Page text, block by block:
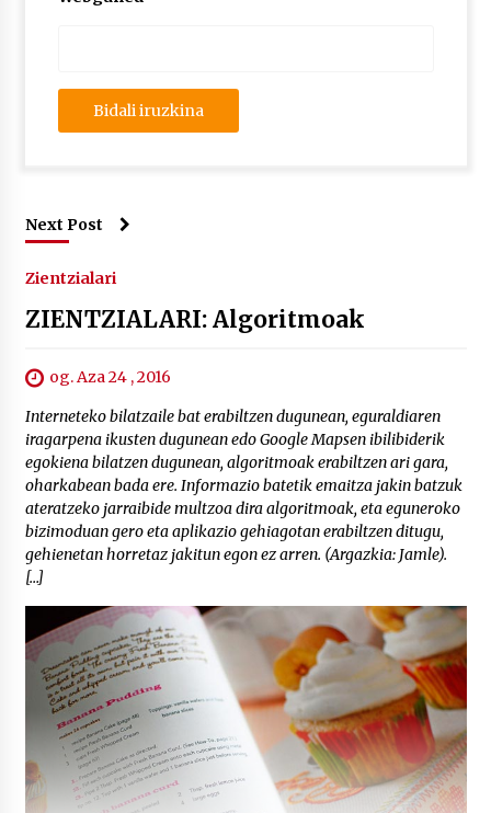
Next Post
Zientzialari
ZIENTZIALARI: Algoritmoak
og. Aza 24 , 2016
Interneteko bilatzaile bat erabiltzen dugunean, eguraldiaren
iragarpena ikusten dugunean edo Google Mapsen ibilibiderik
egokiena bilatzen dugunean, algoritmoak erabiltzen ari gara,
oharkabean bada ere. Informazio batetik emaitza jakin batzuk
ateratzeko jarraibide multzoa dira algoritmoak, eta eguneroko
bizimoduan gero eta aplikazio gehiagotan erabiltzen ditugu,
gehienetan horretaz jakitun egon ez arren. (Argazkia: Jamle).
[…]